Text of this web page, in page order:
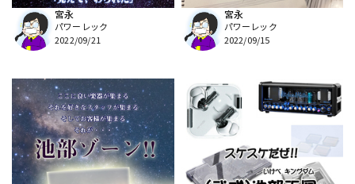
中古 ヴィンテージ
宮永
パワーレック
2022/09/21
宮永
パワーレック
2022/09/15